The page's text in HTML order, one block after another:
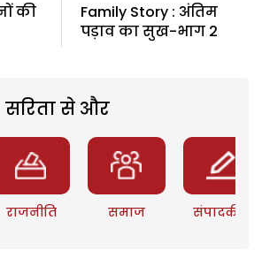
की
Family Story : अंतिम
पड़ाव का सुख-भाग 2
सरिता से और
राजनीति समाज संपादकीय